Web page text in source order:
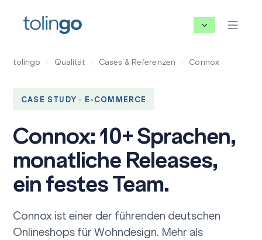
tolingo › Qualität › Cases & Referenzen › Connox
CASE STUDY · E-COMMERCE
Connox: 10+ Sprachen,
monatliche Releases,
ein festes Team.
Connox ist einer der führenden deutschen
Onlineshops für Wohndesign. Mehr als